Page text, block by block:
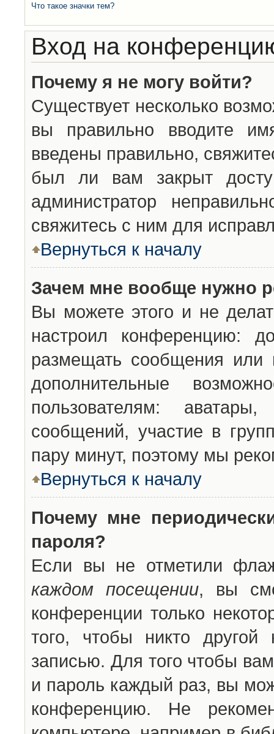
Что такое значки тем?
Вход на
Почему я не могу войти?
Существует несколько
вы правильно вводите
введены правильно,
был ли вам закрыт
администратор
свяжитесь с ним для
Вернуться к началу
Зачем мне вообще нужно
Вы можете этого и не
настроил конференцию:
размещать сообщения или
дополнительные
пользователям:
сообщений, участие в
пару минут, поэтому мы
Вернуться к началу
Почему мне
пароля?
Если вы не отметили
каждом посещении, вы
конференции только
того, чтобы никто другой
записью. Для того чтобы
и пароль каждый раз, вы
конференцию. Не